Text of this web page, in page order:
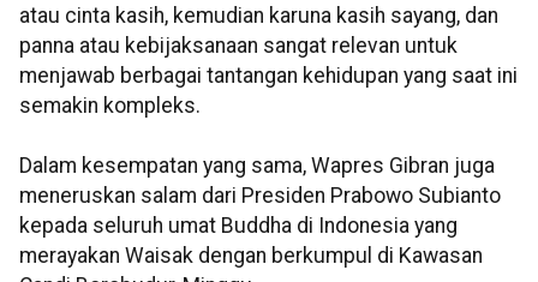
atau cinta kasih, kemudian karuna kasih sayang, dan
panna atau kebijaksanaan sangat relevan untuk
menjawab berbagai tantangan kehidupan yang saat ini
semakin kompleks.
Dalam kesempatan yang sama, Wapres Gibran juga
meneruskan salam dari Presiden Prabowo Subianto
kepada seluruh umat Buddha di Indonesia yang
merayakan Waisak dengan berkumpul di Kawasan